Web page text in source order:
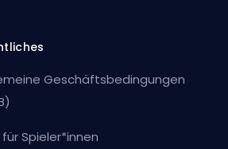
Geschäftsbedingungen
für Spieler*innen